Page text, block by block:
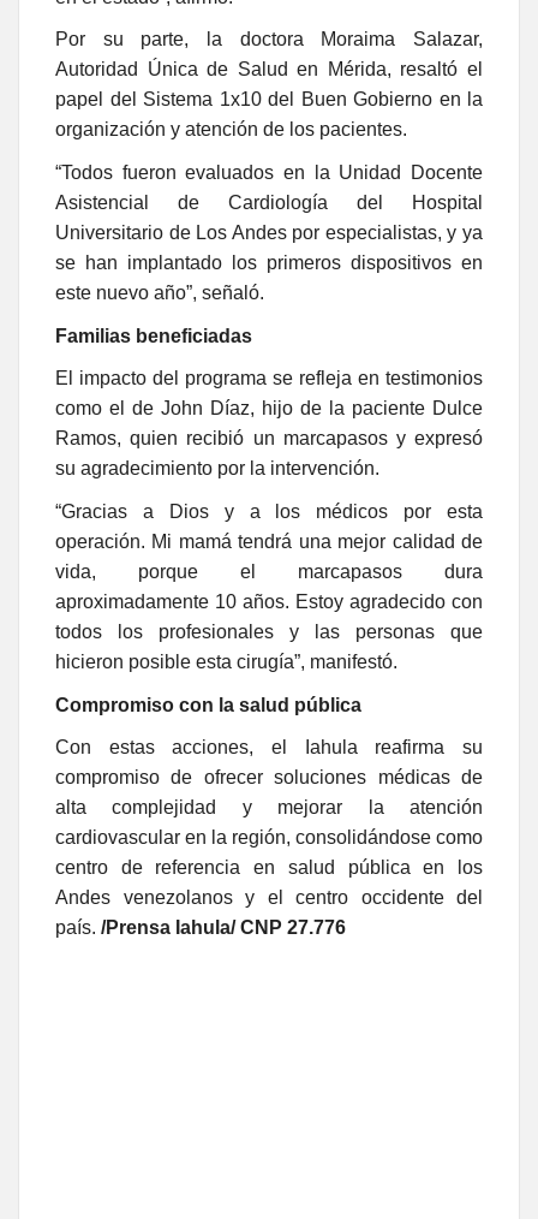
Por su parte, la doctora Moraima Salazar,
Autoridad Única de Salud en Mérida, resaltó el
papel del Sistema 1x10 del Buen Gobierno en la
organización y atención de los pacientes.
“Todos fueron evaluados en la Unidad Docente
Asistencial de Cardiología del Hospital
Universitario de Los Andes por especialistas, y ya
se han implantado los primeros dispositivos en
este nuevo año”, señaló.
Familias beneficiadas
El impacto del programa se refleja en testimonios
como el de John Díaz, hijo de la paciente Dulce
Ramos, quien recibió un marcapasos y expresó
su agradecimiento por la intervención.
“Gracias a Dios y a los médicos por esta
operación. Mi mamá tendrá una mejor calidad de
vida, porque el marcapasos dura
aproximadamente 10 años. Estoy agradecido con
todos los profesionales y las personas que
hicieron posible esta cirugía”, manifestó.
Compromiso con la salud pública
Con estas acciones, el Iahula reafirma su
compromiso de ofrecer soluciones médicas de
alta complejidad y mejorar la atención
cardiovascular en la región, consolidándose como
centro de referencia en salud pública en los
Andes venezolanos y el centro occidente del
país. /Prensa Iahula/ CNP 27.776